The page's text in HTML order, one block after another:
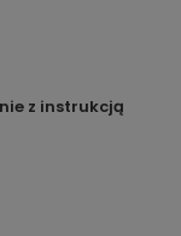
z instrukcją